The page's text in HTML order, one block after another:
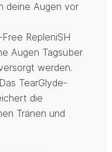
deine Augen vor
RepleniSH
Augen Tagsüber
werden.
TearGlyde-
die
Tränen und